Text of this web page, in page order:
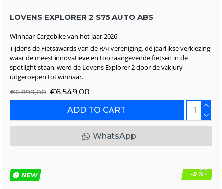
LOVENS EXPLORER 2 S75 AUTO ABS
Winnaar Cargobike van het jaar 2026
Tijdens de Fietsawards van de RAI Vereniging, dé jaarlijkse verkiezing
waar de meest innovatieve en toonaangevende fietsen in de
spotlight staan, werd de Lovens Explorer 2 door de vakjury
uitgeroepen tot winnaar.
€6.549,00
€6.899,00
ADD TO CART
WhatsApp
NEW -5 %